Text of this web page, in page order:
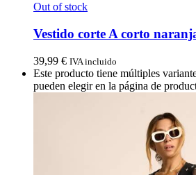
Out of stock
Vestido corte A corto
39,99 € IVA incluido
Este producto tiene múltiples
pueden elegir en la página de